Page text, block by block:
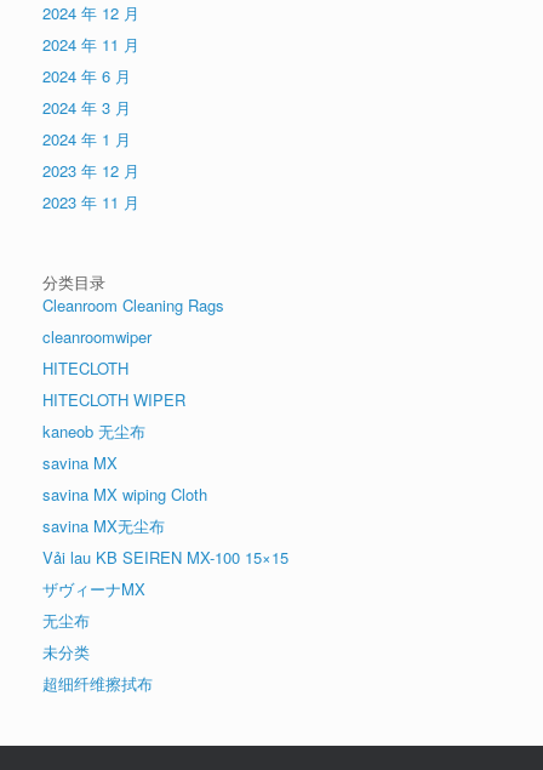
2024 年 12 月
2024 年 11 月
2024 年 6 月
2024 年 3 月
2024 年 1 月
2023 年 12 月
2023 年 11 月
分类目录
Cleanroom Cleaning Rags
cleanroomwiper
HITECLOTH
HITECLOTH WIPER
kaneob 无尘布
savina MX
savina MX wiping Cloth
savina MX无尘布
Vải lau KB SEIREN MX-100 15×15
ザヴィーナMX
无尘布
未分类
超细纤维擦拭布